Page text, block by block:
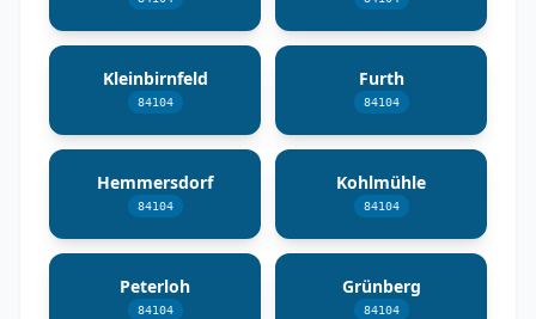
Kleinbirnfeld
84104
Furth
84104
Hemmersdorf
84104
Kohlmühle
84104
Peterloh
84104
Grünberg
84104